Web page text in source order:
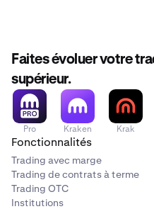
Faites évoluer votre
supérieur.
Pro Kraken Krak
Fonctionnalités
Trading avec marge
Trading de contrats à terme
Trading OTC
Institutions